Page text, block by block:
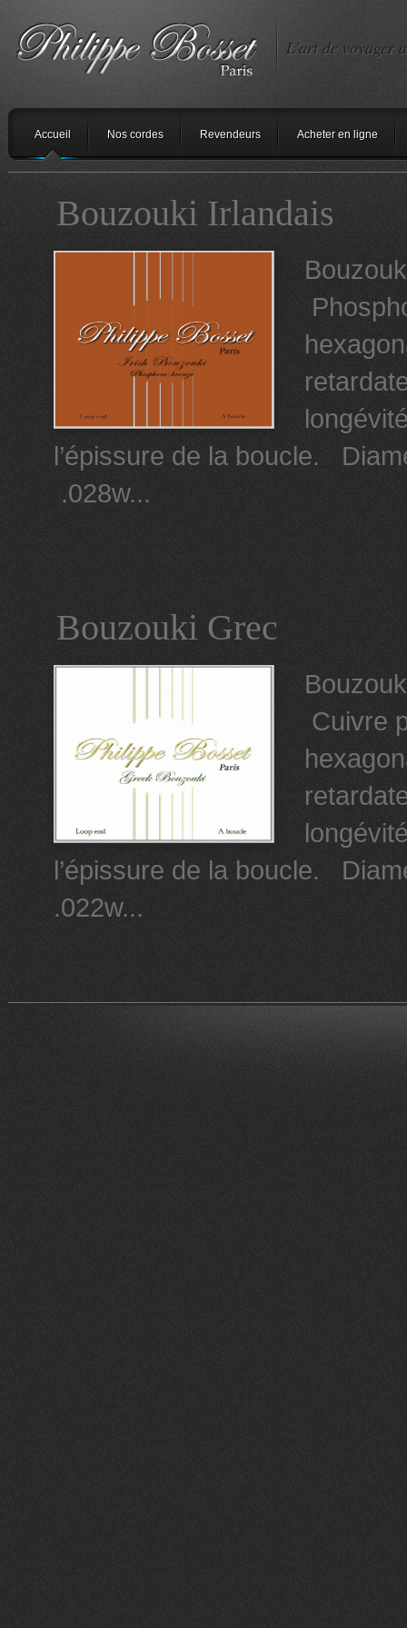
L'art de voyager
Accueil Nos cordes Revendeurs Acheter en ligne
Bouzouki Irlandais
l’épissure de la boucle.
.028w...
Bouzouki Grec
Cuivre
l’épissure de la boucle.
.022w...